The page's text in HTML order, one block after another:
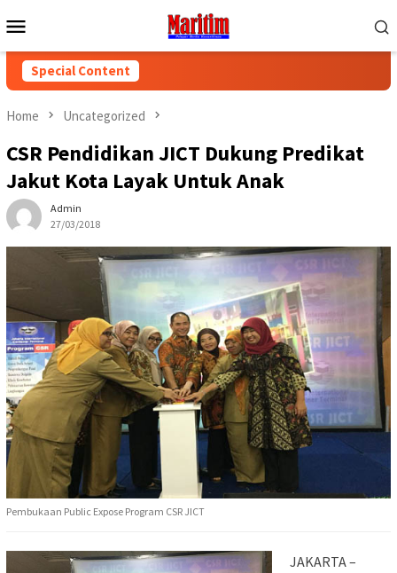
to
Menu
Special Content
Home Uncategorized
CSR Pendidikan JICT Dukung Predikat
Jakut Kota Layak Untuk Anak
Admin
27/03/2018
Pembukaan Public Expose Program CSR JICT
JAKARTA –